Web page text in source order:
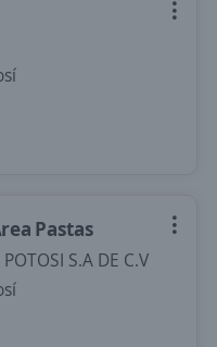
Pastas
S.A DE C.V